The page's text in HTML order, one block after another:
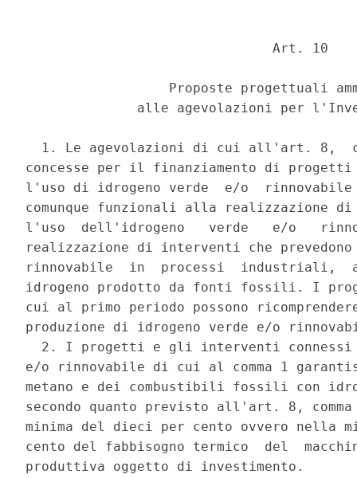
                               Art. 10
Proposte progettuali
alle agevolazioni per
1. Le agevolazioni di cui all'art. 8,
concesse per il finanziamento di
l'uso di idrogeno verde  e/o
comunque funzionali alla realizzazione
l'uso  dell'idrogeno   verde   e/o
realizzazione di interventi che
rinnovabile  in  processi  industriali,
idrogeno prodotto da fonti fossili. I
cui al primo periodo possono
produzione di idrogeno verde e/o
2. I progetti e gli interventi
e/o rinnovabile di cui al comma 1
metano e dei combustibili fossili con
secondo quanto previsto all'art. 8,
minima del dieci per cento ovvero nella
cento del fabbisogno termico  del
produttiva oggetto di investimento.